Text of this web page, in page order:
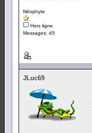
Néophyte
Hors ligne
Messages: 45
JLuc69